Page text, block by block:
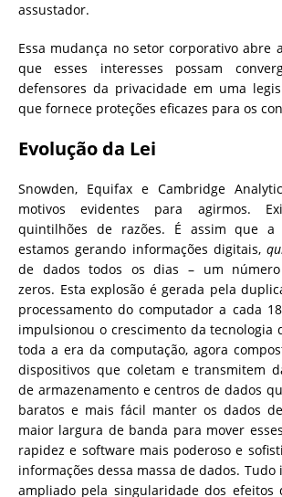
assustador.
Essa mudança no setor corporativo abre
que esses interesses possam
defensores da privacidade em uma
que fornece proteções eficazes para os
Evolução da Lei
Snowden, Equifax e Cambridge
motivos evidentes para agirmos.
quintilhões de razões. É assim que a
estamos gerando informações digitais,
de dados todos os dias – um
zeros. Esta explosão é gerada pela
processamento do computador a cada
impulsionou o crescimento da tecnologia
toda a era da computação, agora
dispositivos que coletam e transmitem
de armazenamento e centros de dados
baratos e mais fácil manter os dados
maior largura de banda para mover
rapidez e software mais poderoso e
informações dessa massa de dados.
ampliado pela singularidade dos efeitos